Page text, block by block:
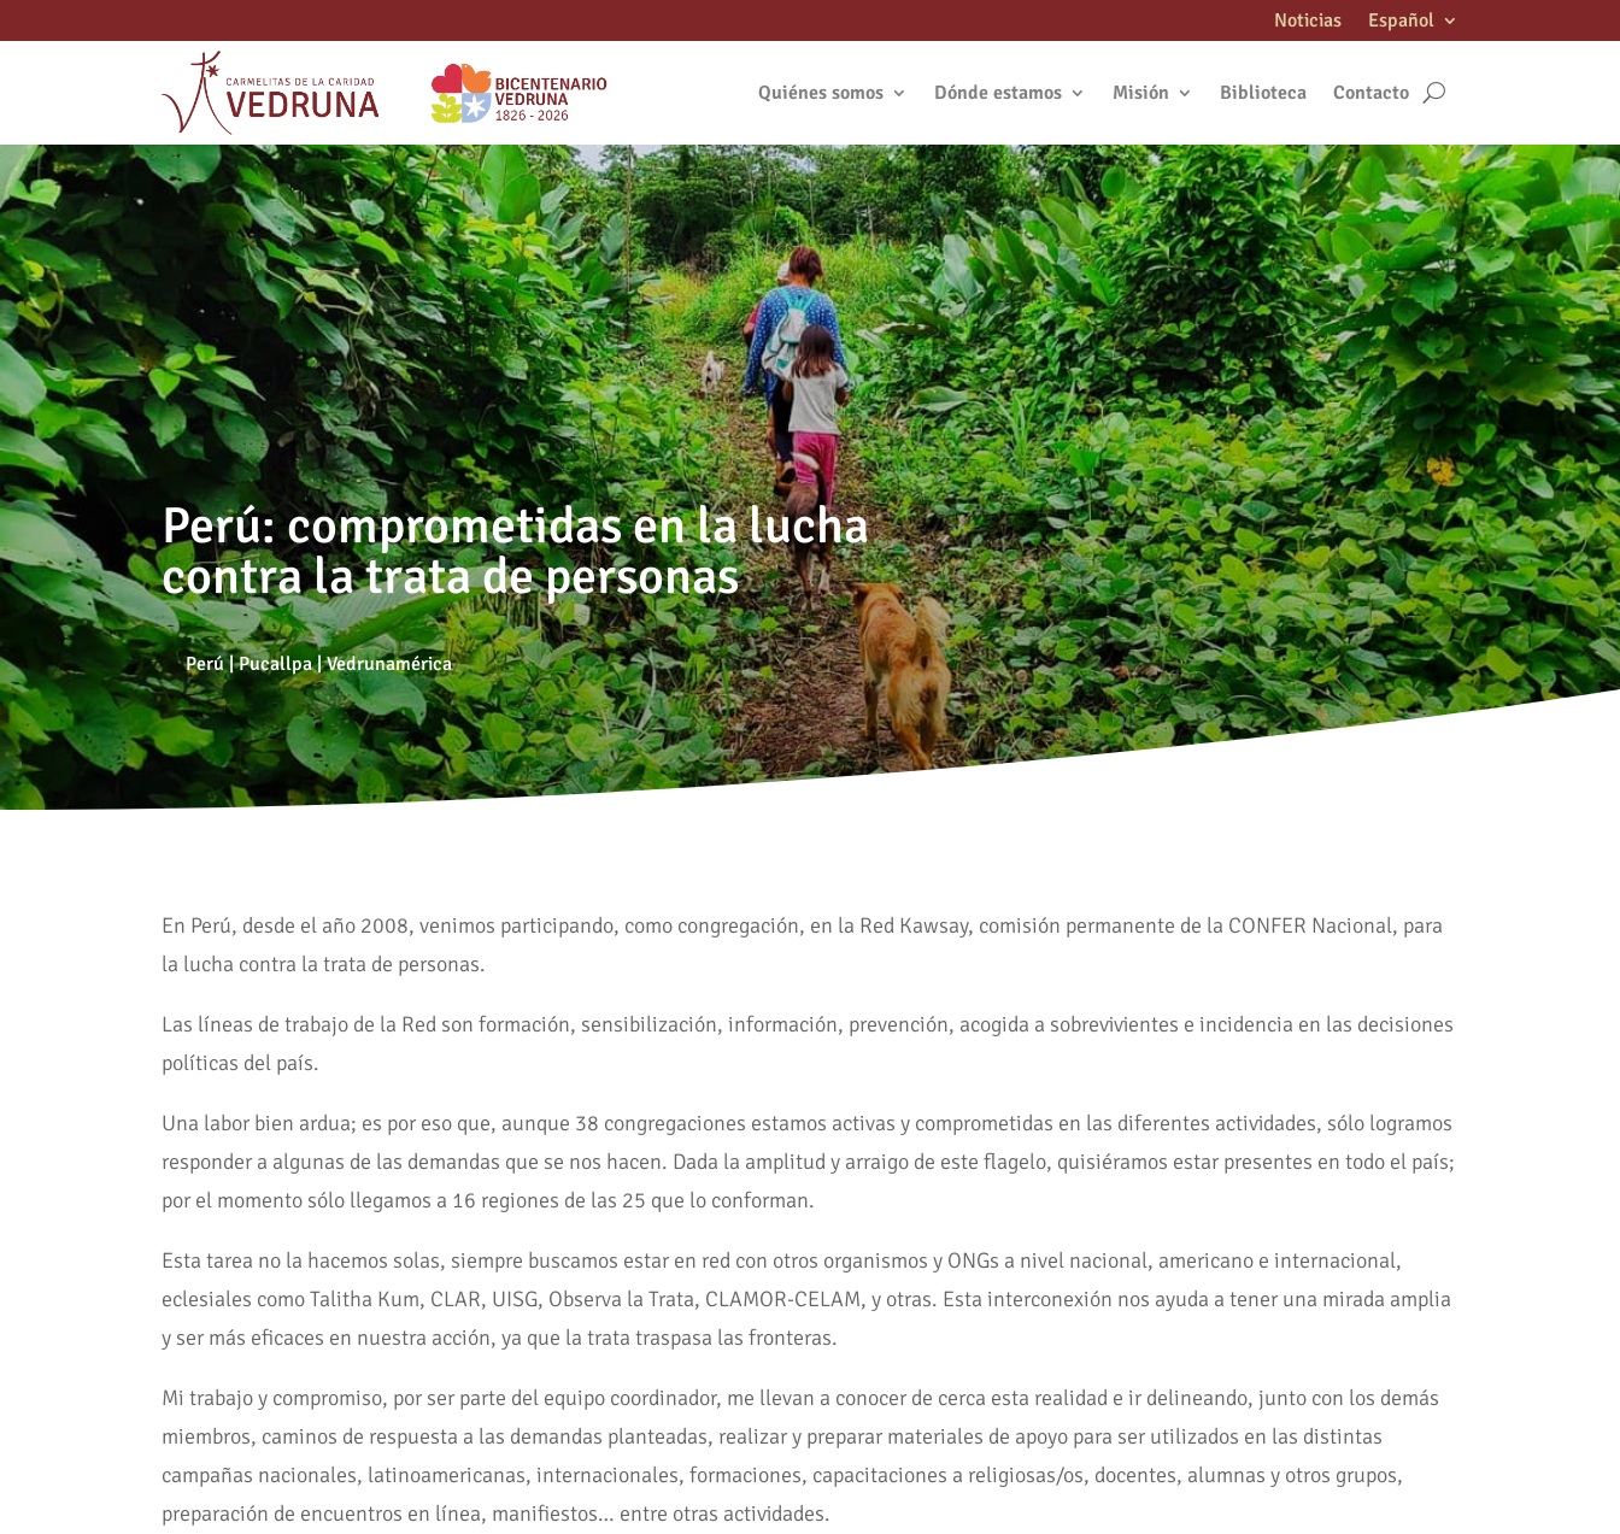
Noticias Español
Quiénes somos Dónde estamos Misión Biblioteca Contacto
Perú: comprometidas en la lucha
contra la trata de personas
Perú|Pucallpa|Vedrunamérica
En Perú, desde el año 2008, venimos participando, como congregación, en la Red Kawsay, comisión permanente de la CONFER Nacional, para
la lucha contra la trata de personas.
Las líneas de trabajo de la Red son formación, sensibilización, información, prevención, acogida a sobrevivientes e incidencia en las decisiones
políticas del país.
Una labor bien ardua; es por eso que, aunque 38 congregaciones estamos activas y comprometidas en las diferentes actividades, sólo logramos
responder a algunas de las demandas que se nos hacen. Dada la amplitud y arraigo de este flagelo, quisiéramos estar presentes en todo el país;
por el momento sólo llegamos a 16 regiones de las 25 que lo conforman.
Esta tarea no la hacemos solas, siempre buscamos estar en red con otros organismos y ONGs a nivel nacional, americano e internacional,
eclesiales como Talitha Kum, CLAR, UISG, Observa la Trata, CLAMOR-CELAM, y otras. Esta interconexión nos ayuda a tener una mirada amplia
y ser más eficaces en nuestra acción, ya que la trata traspasa las fronteras.
Mi trabajo y compromiso, por ser parte del equipo coordinador, me llevan a conocer de cerca esta realidad e ir delineando, junto con los demás
miembros, caminos de respuesta a las demandas planteadas, realizar y preparar materiales de apoyo para ser utilizados en las distintas
campañas nacionales, latinoamericanas, internacionales, formaciones, capacitaciones a religiosas/os, docentes, alumnas y otros grupos,
preparación de encuentros en línea, manifiestos… entre otras actividades.